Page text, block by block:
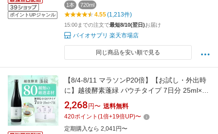
ポイントUPジャンル
1本 720ml
4.55(1,213件)
15:00までの注文で最短8/10(翌日)お届け
バイオサプリ 楽天市場店
同じ商品を安い順で見る
【8/4-8/11 マラソンP20倍】【お試し・外出時
に】越後酵素蓬緑 パウチタイプ 7日分 25ml×7
袋 無添加 累計販売数3億杯突破 酵素 新潟の恵
み 置き換え プチ断食 置き換え ファスティン
グドリンク 持ち運び
2,268 円〜 送料無料
420ポイント (1倍+19倍UP)〜
定期購入なら 2,041円〜